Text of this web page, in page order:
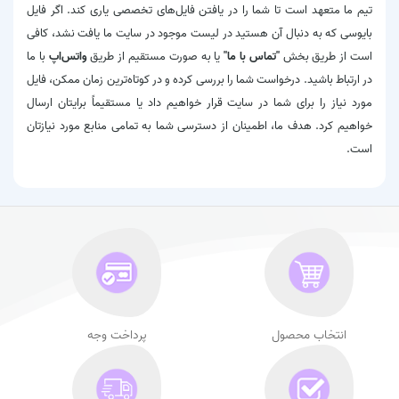
تیم ما متعهد است تا شما را در یافتن فایل‌های تخصصی یاری کند. اگر فایل
بایوسی که به دنبال آن هستید در لیست موجود در سایت ما یافت نشد، کافی
است از طریق بخش"تماس با ما"یا به صورت مستقیم از طریقواتس‌اپ با ما
در ارتباط باشید. درخواست شما را بررسی کرده و در کوتاه‌ترین زمان ممکن، فایل
مورد نیاز را برای شما در سایت قرار خواهیم داد یا مستقیماً برایتان ارسال
خواهیم کرد. هدف ما، اطمینان از دسترسی شما به تمامی منابع مورد نیازتان
است.
انتخاب محصول پرداخت وجه